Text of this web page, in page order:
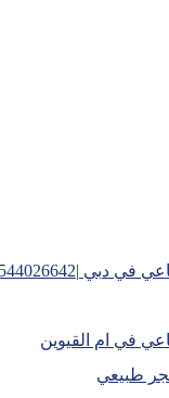
في ام القيوين